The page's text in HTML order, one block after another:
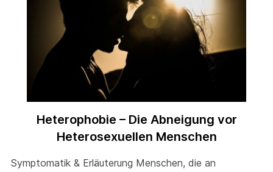
Heterophobie – Die Abneigung vor
Heterosexuellen Menschen
Symptomatik & Erläuterung Menschen, die an